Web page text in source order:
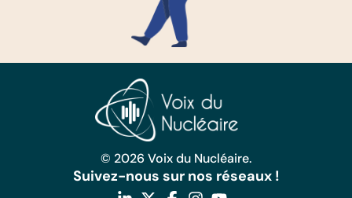
© 2026 Voix du Nucléaire.
Suivez-nous sur nos réseaux !